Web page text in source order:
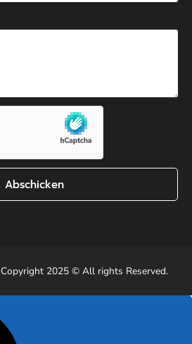
Abschicken
Copyright 2025 © All rights Reserved.